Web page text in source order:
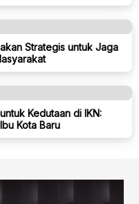
Strategis untuk Jaga
Kedutaan di IKN:
Kota Baru